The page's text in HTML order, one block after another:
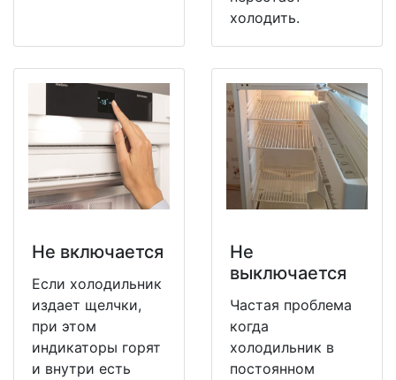
холодить.
Не включается
Если холодильник
издает щелчки,
при этом
индикаторы горят
и внутри есть
Не
выключается
Частая проблема
когда
холодильник в
постоянном